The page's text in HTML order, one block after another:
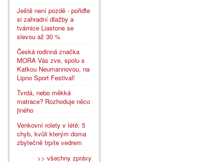
Ještě není pozdě - pořiďte
si zahradní dlažby a
tvárnice Liastone se
slevou až 30 %
Česká rodinná značka
MORA Vás zve, spolu s
Katkou Neumannovou, na
Lipno Sport Festival!
Tvrdá, nebo měkká
matrace? Rozhoduje něco
jiného
Venkovní rolety v létě: 5
chyb, kvůli kterým doma
zbytečně trpíte vedrem
>> všechny zprávy